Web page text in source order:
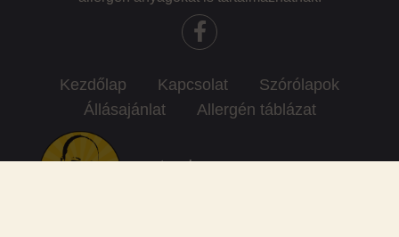
Kezdőlap Kapcsolat
Szórólapok
Állásajánlat
Allergén táblázat